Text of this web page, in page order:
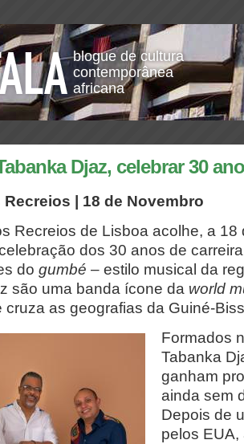
blogue de cultura
contemporânea
africana
Djaz, celebrar 30
| 18 de Novembro
Recreios de Lisboa acolhe, a 18
dos 30 anos de
do gumbé – estilo musical da
são uma banda ícone da world
cruza as geografias da Guiné-
Formados
Tabanka
ganham
ainda sem
Depois de
pelos